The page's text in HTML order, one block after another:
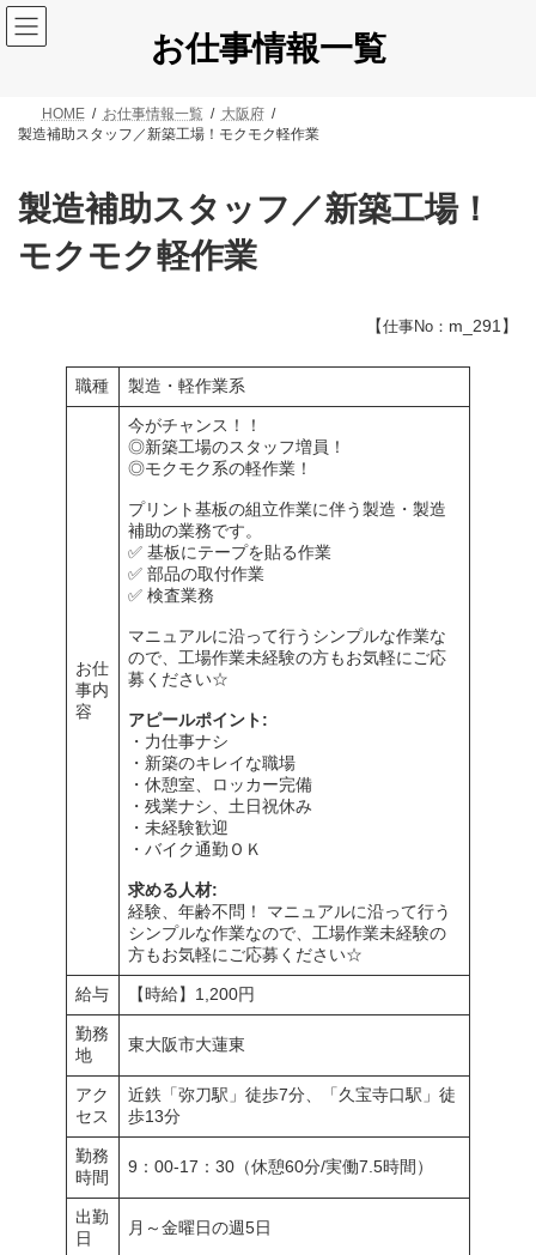
コ
ン
テ
ナ
ビ
ゲ
お仕事情報一覧
HOME お仕事情報一覧
大阪府
製造補助スタッフ／新築工場！モクモク軽作業
製造補助スタッフ／新築工場！
モクモク軽作業
【仕事No： m_291】
職種 製造・軽作業系
お仕
事内
容
今がチャンス！！
◎新築工場のスタッフ増員！
◎モクモク系の軽作業！
プリント基板の組立作業に伴う製造・製造
補助の業務です。
✅ 基板にテープを貼る作業
✅ 部品の取付作業
✅ 検査業務
マニュアルに沿って行うシンプルな作業な
ので、工場作業未経験の方もお気軽にご応
募ください☆
アピールポイント:
・力仕事ナシ
・新築のキレイな職場
・休憩室、ロッカー完備
・残業ナシ、土日祝休み
・未経験歓迎
・バイク通勤ＯＫ
求める人材:
経験、年齢不問！ マニュアルに沿って行う
シンプルな作業なので、工場作業未経験の
方もお気軽にご応募ください☆
給与 【時給】1,200円
勤務
地
東大阪市大蓮東
アク
セス
近鉄「弥刀駅」徒歩7分、「久宝寺口駅」徒
歩13分
勤務
時間
9：00-17：30（休憩60分/実働7.5時間）
出勤
日
月～金曜日の週5日